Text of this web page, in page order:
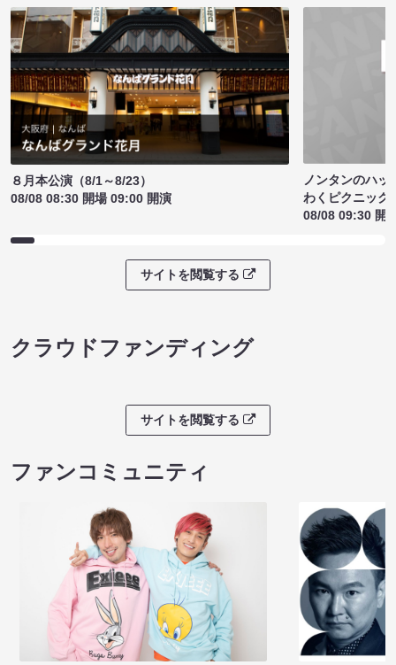
８月本公演（8/1～8/23）
08/08 08:30 開場 09:00 開演
ノンタンのハッ
わくピクニック
08/08 09:30 開
サイトを閲覧する
クラウドファンディング
サイトを閲覧する
ファンコミュニティ